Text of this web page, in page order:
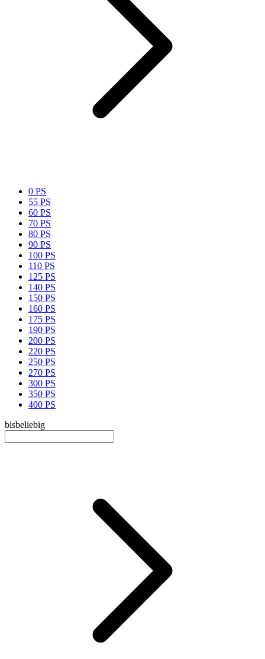
0 PS
55 PS
60 PS
70 PS
80 PS
90 PS
100 PS
110 PS
125 PS
140 PS
150 PS
160 PS
175 PS
190 PS
200 PS
220 PS
250 PS
270 PS
300 PS
350 PS
400 PS
bisbeliebig